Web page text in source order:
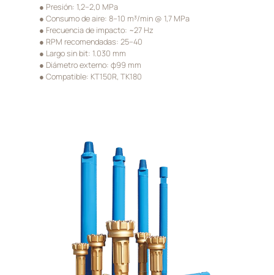
● Presión: 1,2–2,0 MPa
● Consumo de aire: 8–10 m³/min @ 1,7 MPa
● Frecuencia de impacto: ~27 Hz
● RPM recomendadas: 25–40
● Largo sin bit: 1.030 mm
● Diámetro externo: φ99 mm
● Compatible: KT150R, TK180